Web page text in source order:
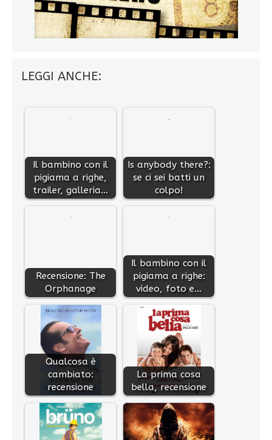
LEGGI ANCHE:
Il bambino con il
pigiama a righe,
trailer, galleria…
Is anybody there?:
se ci sei batti un
colpo!
Recensione: The
Orphanage
Il bambino con il
pigiama a righe:
video, foto e…
Qualcosa è
cambiato:
recensione
La prima cosa
bella, recensione